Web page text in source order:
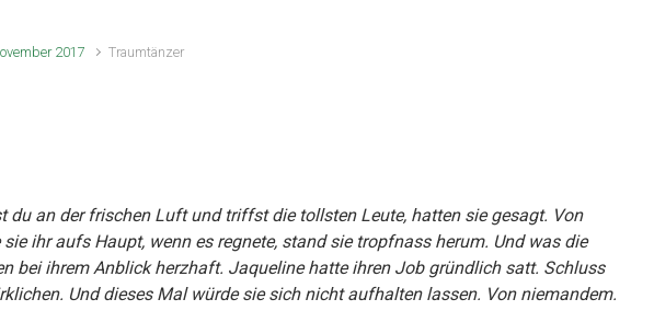
2017 Traumtänzer
du an der frischen Luft und triffst die tollsten Leute, hatten sie gesagt. Von
ihr aufs Haupt, wenn es regnete, stand sie tropfnass herum. Und was die
bei ihrem Anblick herzhaft. Jaqueline hatte ihren Job gründlich satt. Schluss
Und dieses Mal würde sie sich nicht aufhalten lassen. Von niemandem.